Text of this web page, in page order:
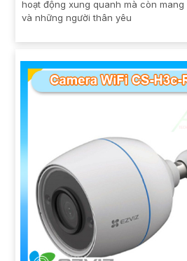
hoạt động xung quanh mà còn
và những người thân yêu